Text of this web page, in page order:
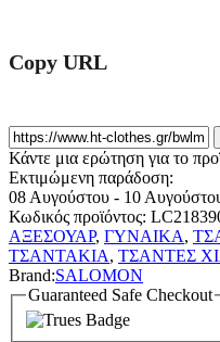
Copy URL
Κάντε μια ερώτηση για το
Εκτιμώμενη παράδοση:
08 Αυγούστου - 10
Κωδικός προϊόντος:
ΑΞΕΣΟΥΑΡ, ΓΥΝΑΙΚΑ,
ΤΣΑΝΤΑΚΙΑ, ΤΣΑΝΤΕΣ
Brand:SALOMON
Guaranteed Safe Checkout